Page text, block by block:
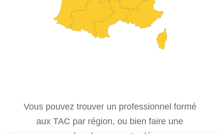
Vous pouvez trouver un professionnel formé
aux TAC par région, ou bien faire une